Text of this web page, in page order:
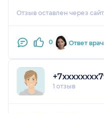
Отзыв оставлен через
0 Ответ
1 отзыв